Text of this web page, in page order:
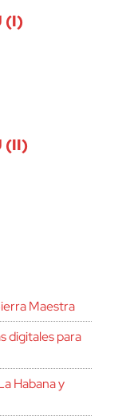
(I)
(II)
Maestra
digitales para
Habana y